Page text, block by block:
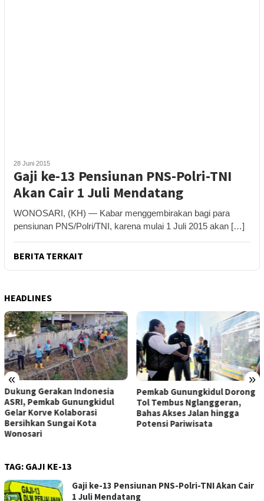
28 Juni 2015
Gaji ke-13 Pensiunan PNS-Polri-TNI
Akan Cair 1 Juli Mendatang
WONOSARI, (KH) — Kabar menggembirakan bagi para
pensiunan PNS/Polri/TNI, karena mulai 1 Juli 2015 akan […]
BERITA TERKAIT
HEADLINES
« »
Dukung Gerakan Indonesia
ASRI, Pemkab Gunungkidul
Gelar Korve Kolaborasi
Bersihkan Sungai Kota
Wonosari
Pemkab Gunungkidul Dorong
Tol Tembus Nglanggeran,
Bahas Akses Jalan hingga
Potensi Pariwisata
TAG: GAJI KE-13
Gaji ke-13 Pensiunan PNS-Polri-TNI Akan Cair
1 Juli Mendatang